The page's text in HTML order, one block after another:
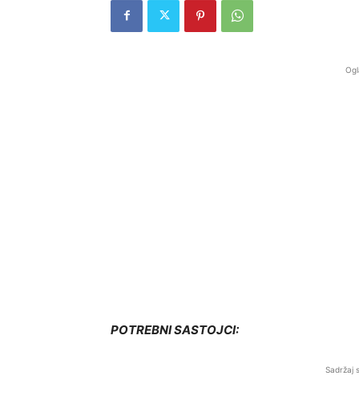
POTREBNI SASTOJCI:
Sadržaj